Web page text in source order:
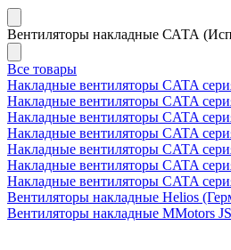
Вентиляторы накладные САТА
Все товары
Накладные вентиляторы CATA
Накладные вентиляторы CATA
Накладные вентиляторы CATA
Накладные вентиляторы CATA
Накладные вентиляторы CATA
Накладные вентиляторы CATA
Накладные вентиляторы CATA
Вентиляторы накладные Helios
Вентиляторы накладные MMotors